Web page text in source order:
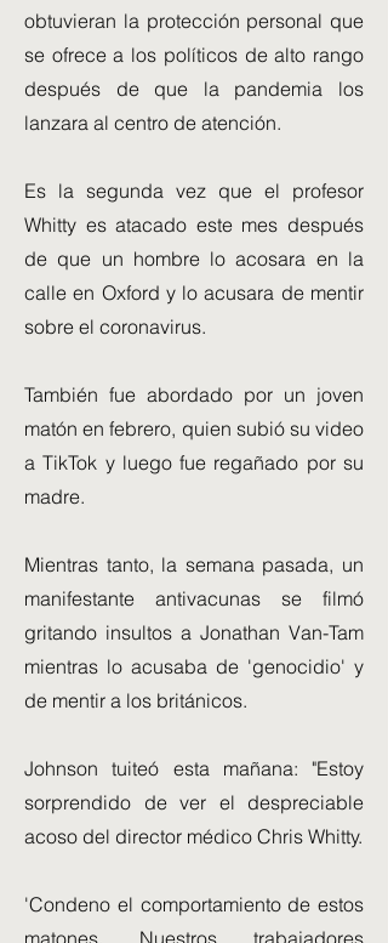
obtuvieran la protección personal que
se ofrece a los políticos de alto rango
después de que la pandemia los
lanzara al centro de atención.
Es la segunda vez que el profesor
Whitty es atacado este mes después
de que un hombre lo acosara en la
calle en Oxford y lo acusara de mentir
sobre el coronavirus.
También fue abordado por un joven
matón en febrero, quien subió su video
a TikTok y luego fue regañado por su
madre.
Mientras tanto, la semana pasada, un
manifestante antivacunas se filmó
gritando insultos a Jonathan Van-Tam
mientras lo acusaba de 'genocidio' y
de mentir a los británicos.
Johnson tuiteó esta mañana: "Estoy
sorprendido de ver el despreciable
acoso del director médico Chris Whitty.
'Condeno el comportamiento de estos
matones. Nuestros trabajadores